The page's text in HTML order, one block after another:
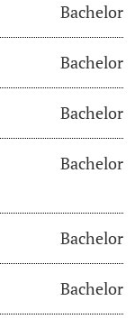
Bachelor
Bachelor
Bachelor
Bachelor
Bachelor
Bachelor